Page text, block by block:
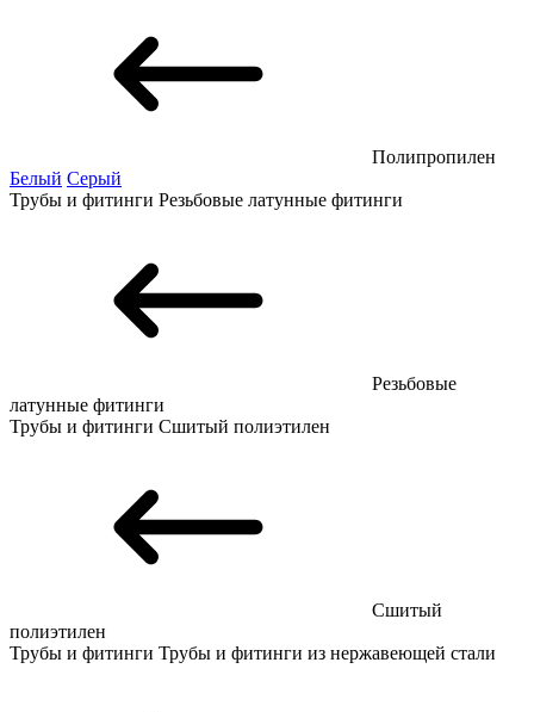
Полипропилен
Белый Серый
Трубы и фитинги Резьбовые латунные фитинги
Резьбовые
латунные фитинги
Трубы и фитинги Сшитый полиэтилен
Сшитый
полиэтилен
Трубы и фитинги Трубы и фитинги из нержавеющей стали